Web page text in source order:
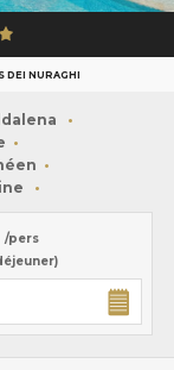
DEI NURAGHI
/pers